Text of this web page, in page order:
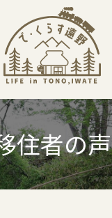
住者の声